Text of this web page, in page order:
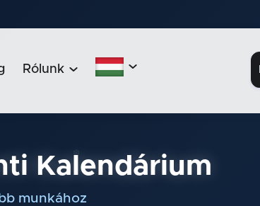
Rólunk  
Kalendárium
munkához